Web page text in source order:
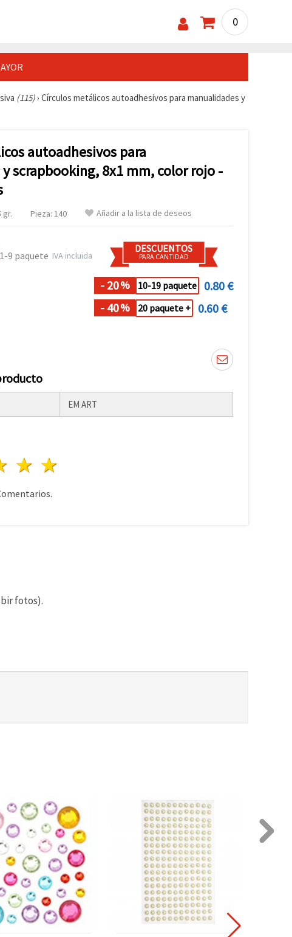
0
(115)› Círculos metálicos autoadhesivos para manualidades y
autoadhesivos para
scrapbooking, 8x1 mm, color rojo -
gr. Pieza: 140 Añadir a la lista de deseos
1-9 paquete IVA incluida
DESCUENTOS
PARA CANTIDAD
- 20% 10-19 paquete
0.80 €
- 40% 20 paquete + 0.60 €
EM ART
4 estrellas
3 estrellas
fotos).